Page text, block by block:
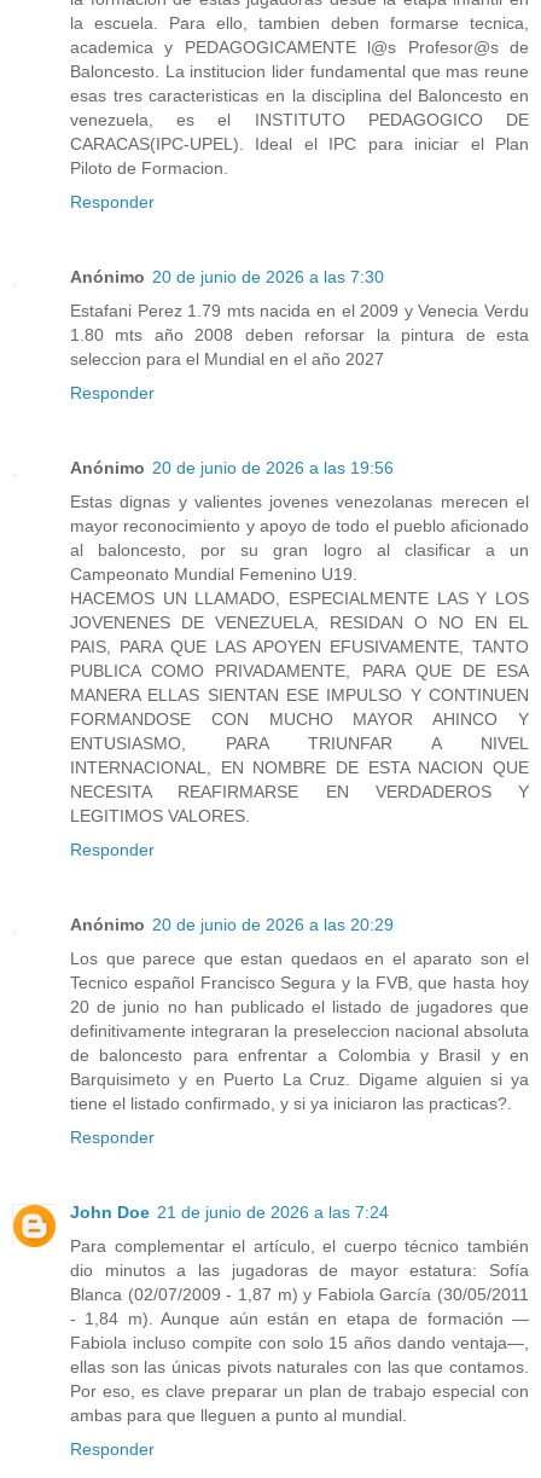
la escuela. Para ello, tambien deben formarse tecnica,
academica y PEDAGOGICAMENTE l@s Profesor@s de
Baloncesto. La institucion lider fundamental que mas reune
esas tres caracteristicas en la disciplina del Baloncesto en
venezuela, es el INSTITUTO PEDAGOGICO DE
CARACAS(IPC-UPEL). Ideal el IPC para iniciar el Plan
Piloto de Formacion.
Responder
Anónimo 20 de junio de 2026 a las 7:30
Estafani Perez 1.79 mts nacida en el 2009 y Venecia Verdu
1.80 mts año 2008 deben reforsar la pintura de esta
seleccion para el Mundial en el año 2027
Responder
Anónimo 20 de junio de 2026 a las 19:56
Estas dignas y valientes jovenes venezolanas merecen el
mayor reconocimiento y apoyo de todo el pueblo aficionado
al baloncesto, por su gran logro al clasificar a un
Campeonato Mundial Femenino U19.
HACEMOS UN LLAMADO, ESPECIALMENTE LAS Y LOS
JOVENENES DE VENEZUELA, RESIDAN O NO EN EL
PAIS, PARA QUE LAS APOYEN EFUSIVAMENTE, TANTO
PUBLICA COMO PRIVADAMENTE, PARA QUE DE ESA
MANERA ELLAS SIENTAN ESE IMPULSO Y CONTINUEN
FORMANDOSE CON MUCHO MAYOR AHINCO Y
ENTUSIASMO, PARA TRIUNFAR A NIVEL
INTERNACIONAL, EN NOMBRE DE ESTA NACION QUE
NECESITA REAFIRMARSE EN VERDADEROS Y
LEGITIMOS VALORES.
Responder
Anónimo 20 de junio de 2026 a las 20:29
Los que parece que estan quedaos en el aparato son el
Tecnico español Francisco Segura y la FVB, que hasta hoy
20 de junio no han publicado el listado de jugadores que
definitivamente integraran la preseleccion nacional absoluta
de baloncesto para enfrentar a Colombia y Brasil y en
Barquisimeto y en Puerto La Cruz. Digame alguien si ya
tiene el listado confirmado, y si ya iniciaron las practicas?.
Responder
John Doe 21 de junio de 2026 a las 7:24
Para complementar el artículo, el cuerpo técnico también
dio minutos a las jugadoras de mayor estatura: Sofía
Blanca (02/07/2009 - 1,87 m) y Fabiola García (30/05/2011
- 1,84 m). Aunque aún están en etapa de formación —
Fabiola incluso compite con solo 15 años dando ventaja—,
ellas son las únicas pivots naturales con las que contamos.
Por eso, es clave preparar un plan de trabajo especial con
ambas para que lleguen a punto al mundial.
Responder